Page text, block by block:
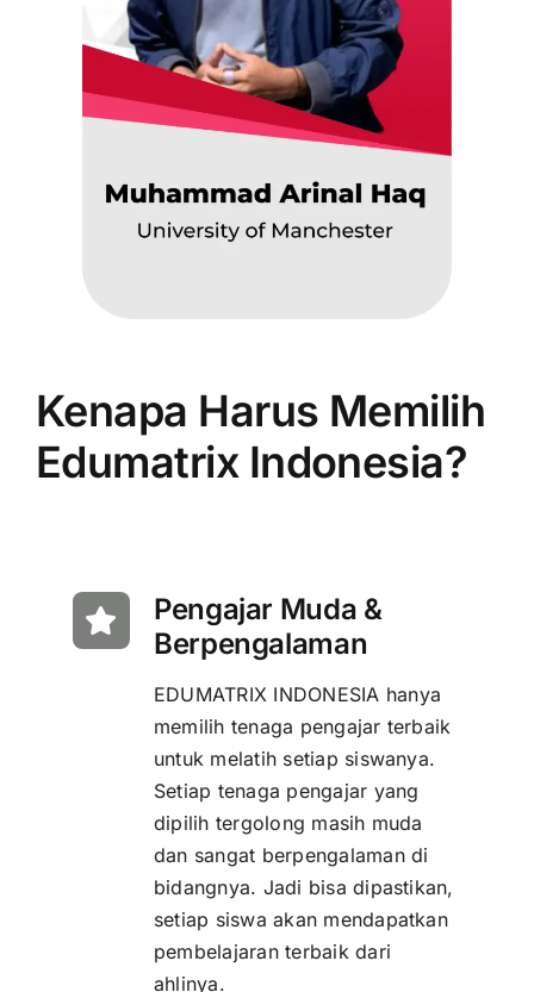
Kenapa Harus Memilih
Edumatrix Indonesia?
Pengajar Muda &
Berpengalaman
EDUMATRIX INDONESIA hanya
memilih tenaga pengajar terbaik
untuk melatih setiap siswanya.
Setiap tenaga pengajar yang
dipilih tergolong masih muda
dan sangat berpengalaman di
bidangnya. Jadi bisa dipastikan,
setiap siswa akan mendapatkan
pembelajaran terbaik dari
ahlinya.